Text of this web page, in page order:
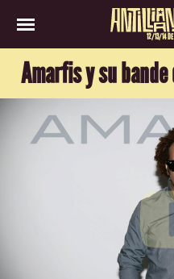
12/13/14
Amarfis y su